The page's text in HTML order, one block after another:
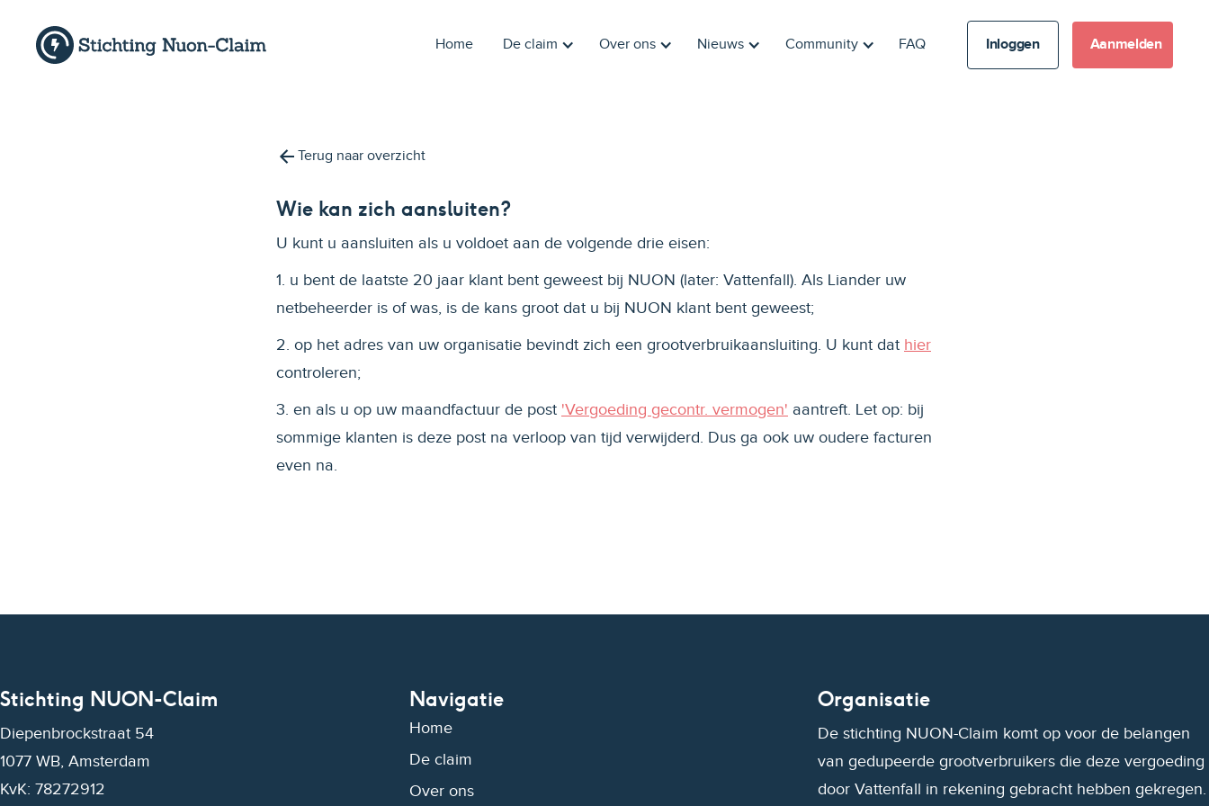
Home De claim Over ons Nieuws Community FAQ Inloggen Aanmelden
Terug naar overzicht
Wie kan zich aansluiten?
U kunt u aansluiten als u voldoet aan de volgende drie eisen:
1. u bent de laatste 20 jaar klant bent geweest bij NUON (later: Vattenfall). Als Liander uw
netbeheerder is of was, is de kans groot dat u bij NUON klant bent geweest;
2. op het adres van uw organisatie bevindt zich een grootverbruikaansluiting. U kunt dat hier
controleren;
3. en als u op uw maandfactuur de post 'Vergoeding gecontr. vermogen' aantreft. Let op: bij
sommige klanten is deze post na verloop van tijd verwijderd. Dus ga ook uw oudere facturen
even na.
Stichting NUON-Claim
Diepenbrockstraat 54
1077 WB, Amsterdam
KvK: 78272912
Navigatie
Home
De claim
Over ons
Organisatie
De stichting NUON-Claim komt op voor de belangen
van gedupeerde grootverbruikers die deze vergoeding
door Vattenfall in rekening gebracht hebben gekregen.